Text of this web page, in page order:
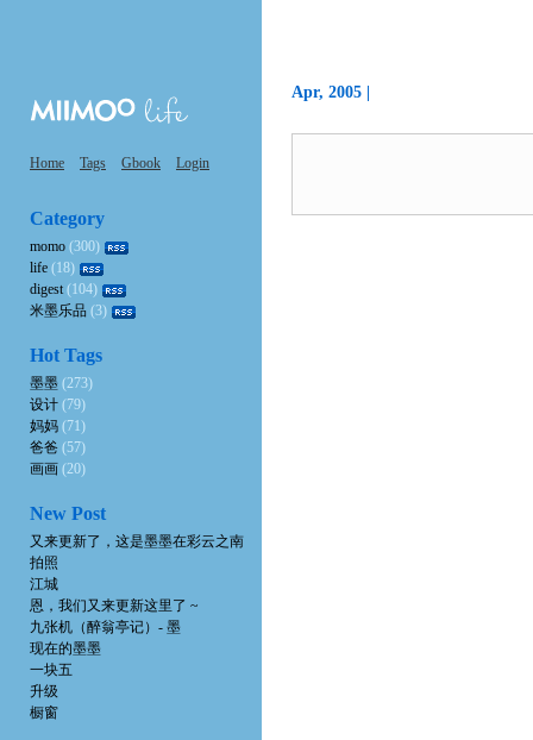
Home Tags Gbook Login
Apr, 2005 |
Category
momo (300)
life (18)
digest(104)
米墨乐品 (3)
Hot Tags
墨墨 (273)
设计 (79)
妈妈 (71)
爸爸 (57)
画画 (20)
New Post
又来更新了，这是墨墨在彩云之南
拍照
江城
恩，我们又来更新这里了 ~
九张机（醉翁亭记）- 墨
现在的墨墨
一块五
升级
橱窗